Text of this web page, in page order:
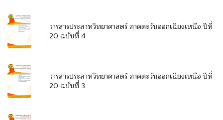
วารสารประสาทวิทยาศาสตร์ ภาคตะวันออกเฉียงเหนือ ปีที่
20 ฉบับที่ 4
วารสารประสาทวิทยาศาสตร์ ภาคตะวันออกเฉียงเหนือ ปีที่
20 ฉบับที่ 3